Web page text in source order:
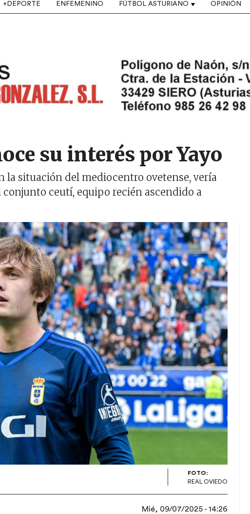
+DEPORTE ENFEMENINO FÚTBOL ASTURIANO OPINIÓN
su interés por Yayo
la situación del mediocentro ovetense, vería
conjunto ceutí, equipo recién ascendido a
FOTO:
REAL OVIEDO
Mié, 09/07/2025 - 14:26